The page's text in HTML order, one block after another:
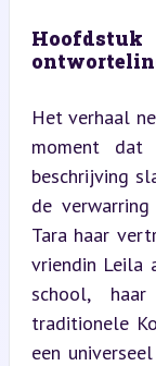
Het verhaal
moment dat
beschrijving
de
Tara haar
vriendin Leila
school,
traditionele
een